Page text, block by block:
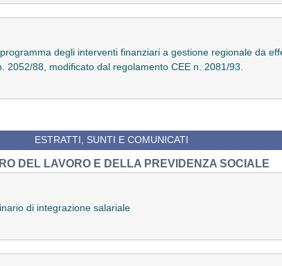
degli interventi finanziari a gestione regionale da
88, modificato dal regolamento CEE n. 2081/93.
ESTRATTI, SUNTI E COMUNICATI
DEL LAVORO E DELLA PREVIDENZA SOCIALE
di integrazione salariale